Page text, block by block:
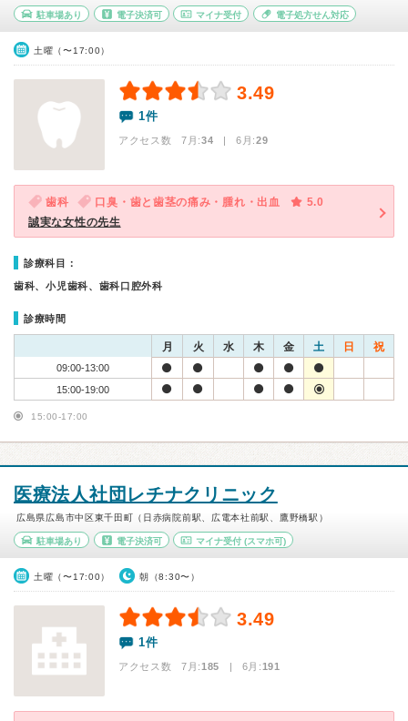
駐車場あり 電子決済可 マイナ受付 電子処方せん対応
土曜（〜17:00）
3.49
1件
アクセス数 7月:34 | 6月:29
歯科 口臭・歯と歯茎の痛み・腫れ・出血
5.0
誠実な女性の先生
診療科目：
歯科、小児歯科、歯科口腔外科
診療時間
月 火 水 木 金 土 日 祝
09:00-13:00
15:00-19:00
15:00-17:00
医療法人社団レチナクリニック
広島県広島市中区東千田町（日赤病院前駅、広電本社前駅、鷹野橋駅）
駐車場あり 電子決済可 マイナ受付 (スマホ可)
土曜（〜17:00） 朝（8:30〜）
3.49
1件
アクセス数 7月:185 | 6月:191